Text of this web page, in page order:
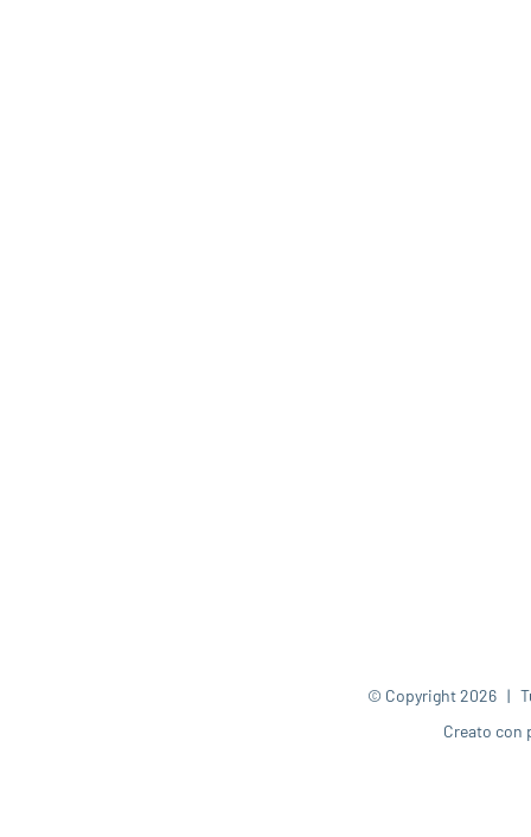
© Copyright2026 |
Creato con